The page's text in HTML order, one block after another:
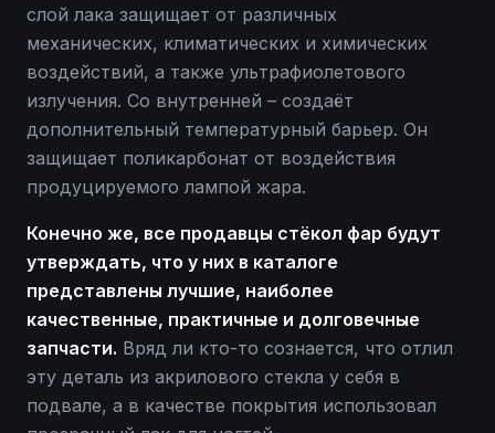
слой лака защищает от различных
механических, климатических и химических
воздействий, а также ультрафиолетового
излучения. Со внутренней – создаёт
дополнительный температурный барьер. Он
защищает поликарбонат от воздействия
продуцируемого лампой жара.
Конечно же, все продавцы стёкол фар будут
утверждать, что у них в каталоге
представлены лучшие, наиболее
качественные, практичные и долговечные
запчасти. Вряд ли кто-то сознается, что отлил
эту деталь из акрилового стекла у себя в
подвале, а в качестве покрытия использовал